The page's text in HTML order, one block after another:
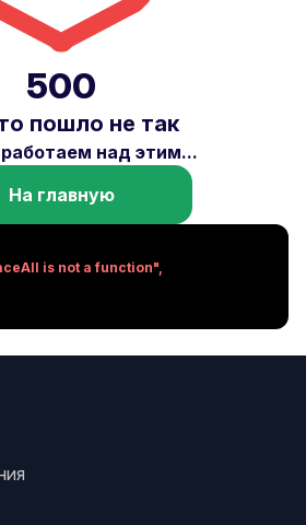
500
пошло не так
над этим...
На главную